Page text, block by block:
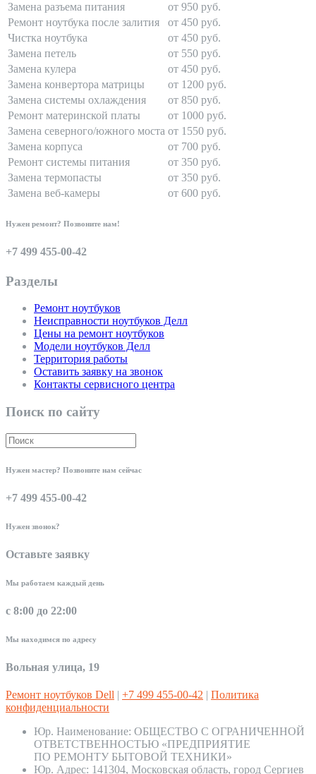
Замена разъема питания
от 950 руб.
Ремонт ноутбука после залития
от 450 руб.
Чистка ноутбука
от 450 руб.
Замена петель
от 550 руб.
Замена кулера
от 450 руб.
Замена конвертора матрицы
от 1200 руб.
Замена системы охлаждения
от 850 руб.
Ремонт материнской платы
от 1000 руб.
Замена северного/южного моста от 1550 руб.
Замена корпуса
от 700 руб.
Ремонт системы питания
от 350 руб.
Замена термопасты
от 350 руб.
Замена веб-камеры
от 600 руб.
Нужен ремонт? Позвоните нам!
+7 499 455-00-42
Разделы
Ремонт ноутбуков
Неисправности ноутбуков Делл
Цены на ремонт ноутбуков
Модели ноутбуков Делл
Территория работы
Оставить заявку на звонок
Контакты сервисного центра
Поиск по сайту
Нужен мастер? Позвоните нам сейчас
+7 499 455-00-42
Нужен звонок?
Оставьте заявку
Мы работаем каждый день
с 8:00 до 22:00
Мы находимся по адресу
Вольная улица, 19
Ремонт ноутбуков Dell | +7 499 455-00-42 | Политика
конфиденциальности
Юр. Наименование: ОБЩЕСТВО С ОГРАНИЧЕННОЙ
ОТВЕТСТВЕННОСТЬЮ «ПРЕДПРИЯТИЕ
ПО РЕМОНТУ БЫТОВОЙ ТЕХНИКИ»
Юр. Адрес: 141304, Московская область, город Сергиев